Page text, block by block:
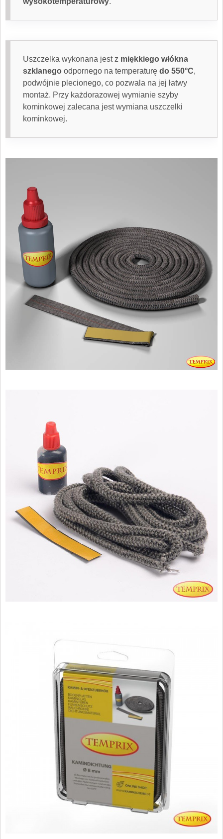
Uszczelka wykonana jest z miękkiego włókna
szklanego odpornego na temperaturę do 550°C,
podwójnie plecionego, co pozwala na jej łatwy
montaż. Przy każdorazowej wymianie szyby
kominkowej zalecana jest wymiana uszczelki
kominkowej.